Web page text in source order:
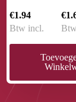
€1.94
Btw incl.